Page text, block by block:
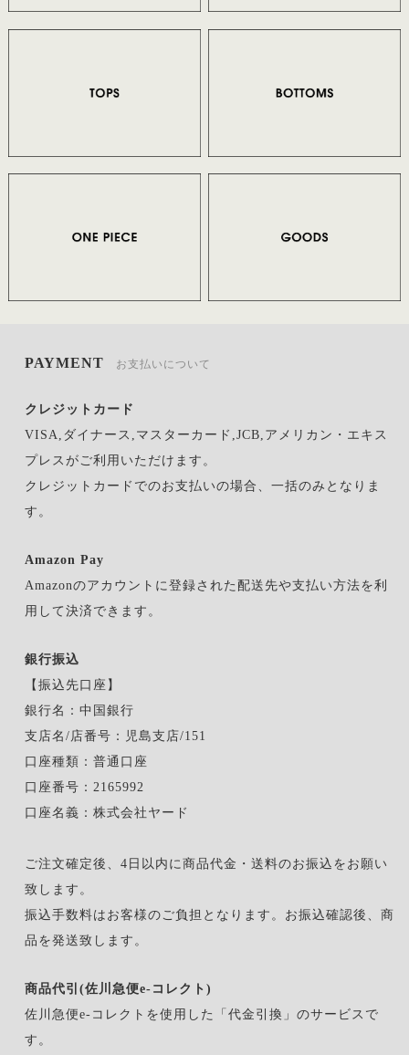
PAYMENT お支払いについて
クレジットカード
VISA,ダイナース,マスターカード,JCB,アメリカン・エキス
プレスがご利用いただけます。
クレジットカードでのお支払いの場合、一括のみとなりま
す。
Amazon Pay
Amazonのアカウントに登録された配送先や支払い方法を利
用して決済できます。
銀行振込
【振込先口座】
銀行名：中国銀行
支店名/店番号：児島支店/151
口座種類：普通口座
口座番号：2165992
口座名義：株式会社ヤード
ご注文確定後、4日以内に商品代金・送料のお振込をお願い
致します。
振込手数料はお客様のご負担となります。お振込確認後、商
品を発送致します。
商品代引(佐川急便e-コレクト)
佐川急便e-コレクトを使用した「代金引換」のサービスで
す。